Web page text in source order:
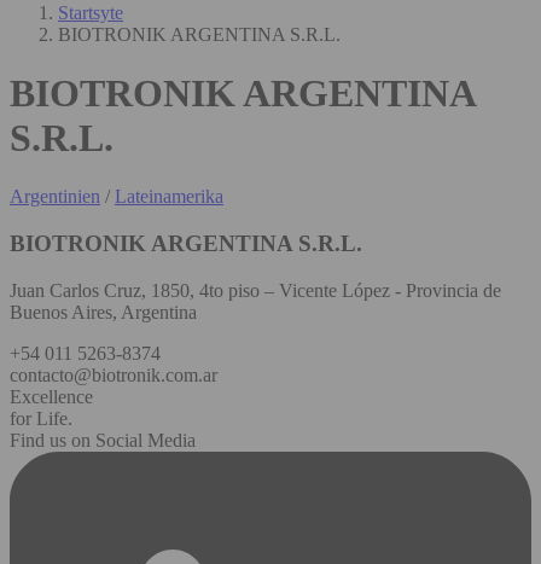
Startsyte
BIOTRONIK ARGENTINA S.R.L.
BIOTRONIK ARGENTINA
S.R.L.
Argentinien / Lateinamerika
BIOTRONIK ARGENTINA S.R.L.
Juan Carlos Cruz, 1850, 4to piso – Vicente López - Provincia de
Buenos Aires, Argentina
+54 011 5263-8374
contacto@biotronik.com.ar
Excellence
for Life.
Find us on Social Media